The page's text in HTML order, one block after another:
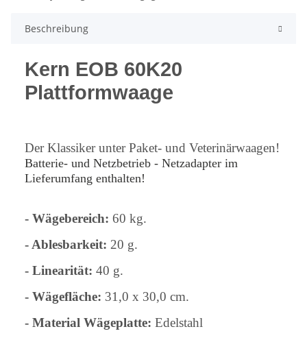
Beschreibung
Kern EOB 60K20
Plattformwaage
Der Klassiker unter Paket- und Veterinärwaagen!
Batterie- und Netzbetrieb - Netzadapter im
Lieferumfang enthalten!
- Wägebereich: 60 kg.
- Ablesbarkeit: 20 g.
- Linearität: 40 g.
- Wägefläche: 31,0 x 30,0 cm.
- Material Wägeplatte: Edelstahl